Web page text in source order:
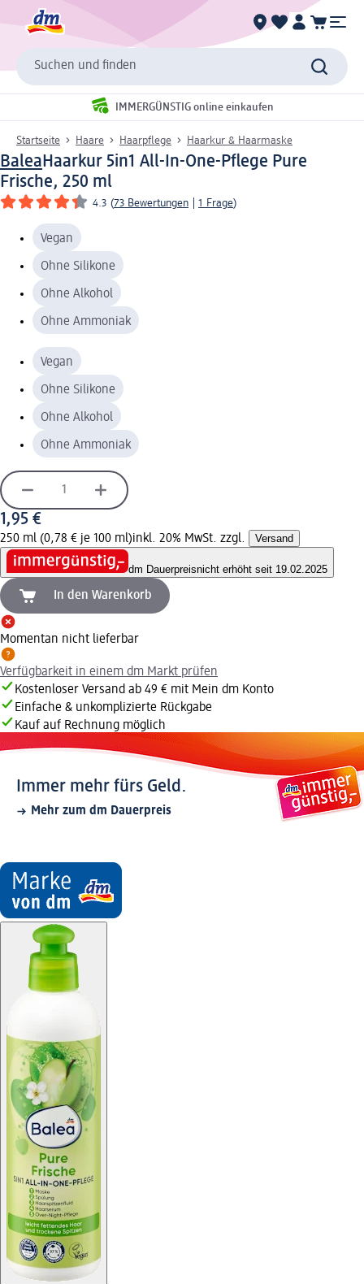
Suchen und finden
IMMERGÜNSTIG online einkaufen
Startseite Haare Haarpflege Haarkur & Haarmaske
Balea Haarkur 5in1 All-In-One-Pflege Pure
Frische, 250 ml
4.3 (73 Bewertungen 1 Frage)
Vegan
Ohne Silikone
Ohne Alkohol
Ohne Ammoniak
Vegan
Ohne Silikone
Ohne Alkohol
Ohne Ammoniak
1,95 €
250 ml (0,78 € je 100 ml)inkl. 20% MwSt. zzgl. Versand
dm Dauerpreisnicht erhöht seit 19.02.2025
In den Warenkorb
Momentan nicht lieferbar
Verfügbarkeit in einem dm Markt prüfen
Kostenloser Versand ab 49 € mit Mein dm Konto
Einfache & unkomplizierte Rückgabe
Kauf auf Rechnung möglich
Immer mehr fürs Geld.
Mehr zum dm Dauerpreis